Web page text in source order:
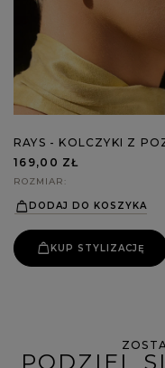
RAYS - KOLCZYKI Z
169,00 ZŁ
ROZMIAR
DODAJ DO KOSZYKA
KUP STYLIZACJĘ
PODZIEL